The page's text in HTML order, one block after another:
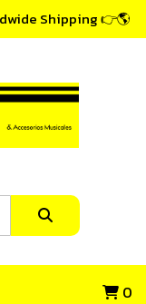
Shipping 👉🌎
0